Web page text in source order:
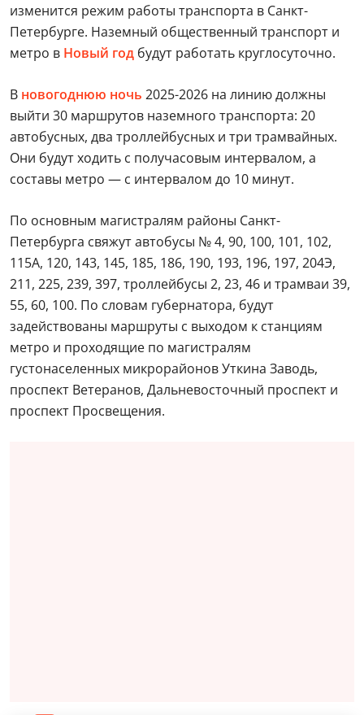
изменится режим работы транспорта в Санкт-
Петербурге. Наземный общественный транспорт и
метро в Новый год будут работать круглосуточно.
В новогоднюю ночь 2025-2026 на линию должны
выйти 30 маршрутов наземного транспорта: 20
автобусных, два троллейбусных и три трамвайных.
Они будут ходить с получасовым интервалом, а
составы метро — с интервалом до 10 минут.
По основным магистралям районы Санкт-
Петербурга свяжут автобусы № 4, 90, 100, 101, 102,
115А, 120, 143, 145, 185, 186, 190, 193, 196, 197, 204Э,
211, 225, 239, 397, троллейбусы 2, 23, 46 и трамваи 39,
55, 60, 100. По словам губернатора, будут
задействованы маршруты с выходом к станциям
метро и проходящие по магистралям
густонаселенных микрорайонов Уткина Заводь,
проспект Ветеранов, Дальневосточный проспект и
проспект Просвещения.